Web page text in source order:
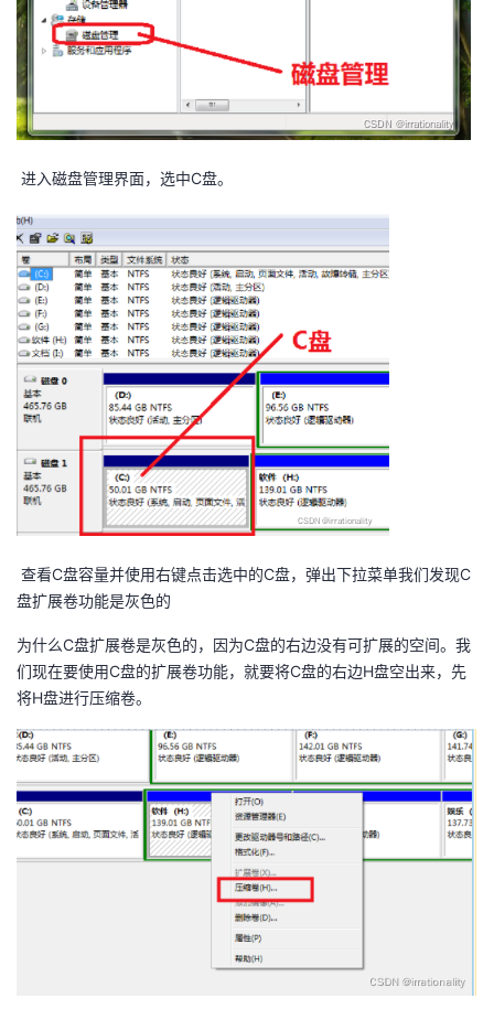
注
开
发
堂
我
的
我
证
实
验
的
收
藏
的
Programs
我
的
的
技
支
我
的
声
议
进入磁盘管理界面，选中C盘。
查看C盘容量并使用右键点击选中的C盘，弹出下拉菜单我们发现C
盘扩展卷功能是灰色的
为什么C盘扩展卷是灰色的，因为C盘的右边没有可扩展的空间。我
们现在要使用C盘的扩展卷功能，就要将C盘的右边H盘空出来，先
将H盘进行压缩卷。